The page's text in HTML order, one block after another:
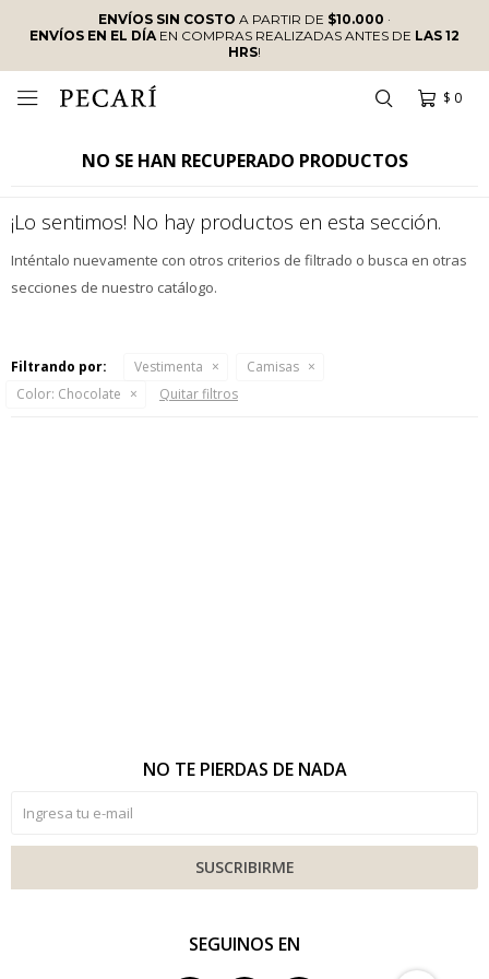
ENVÍOS SIN COSTO A PARTIR DE $10.000 ·
ENVÍOS EN EL DÍAEN COMPRAS REALIZADAS ANTES DE LAS 12
HRS!
$ 0

NO SE HAN RECUPERADO PRODUCTOS
¡Lo sentimos! No hay productos en esta sección.
Inténtalo nuevamente con otros criterios de filtrado o busca en otras
secciones de nuestro catálogo.
Filtrando por: Vestimenta
Camisas
Color: Chocolate Quitar filtros
SEGUINOS EN
NO TE PIERDAS DE NADA
SUSCRIBIRME